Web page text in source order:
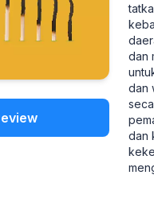
dan
dan
dan